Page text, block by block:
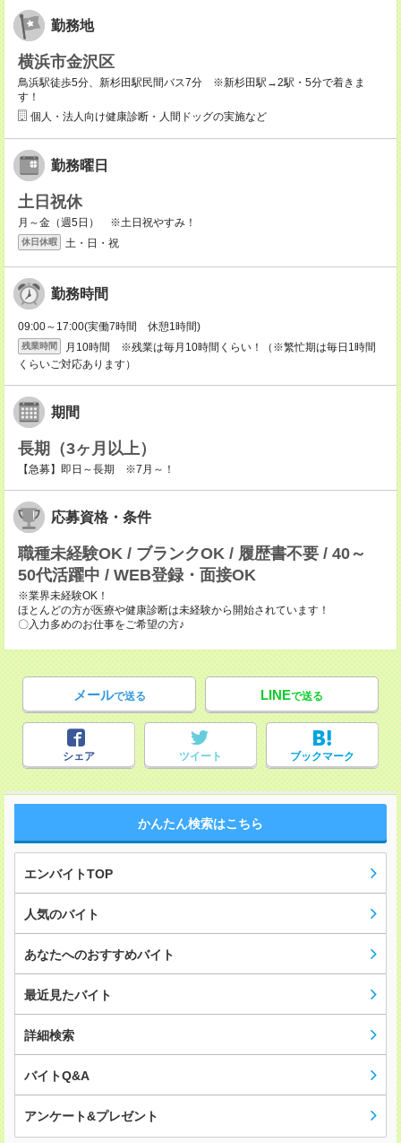
勤務地
横浜市金沢区
鳥浜駅徒歩5分、新杉田駅民間バス7分 ※新杉田駅→2駅・5分で着きま
す！
個人・法人向け健康診断・人間ドッグの実施など
勤務曜日
土日祝休
月～金（週5日） ※土日祝やすみ！
休日休暇 土・日・祝
勤務時間
09:00～17:00(実働7時間 休憩1時間)
残業時間
月10時間 ※残業は毎月10時間くらい！（※繁忙期は毎日1時間
くらいご対応あります）
期間
長期（3ヶ月以上）
【急募】即日～長期 ※7月～！
応募資格・条件
職種未経験OK / ブランクOK / 履歴書不要 / 40～
50代活躍中 / WEB登録・面接OK
※業界未経験OK！
ほとんどの方が医療や健康診断は未経験から開始されています！
〇入力多めのお仕事をご希望の方♪
メールで送る LINEで送る
シェア ツイート ブックマーク
かんたん検索はこちら
エンバイトTOP
人気のバイト
あなたへのおすすめバイト
最近見たバイト
詳細検索
バイトQ&A
アンケート&プレゼント